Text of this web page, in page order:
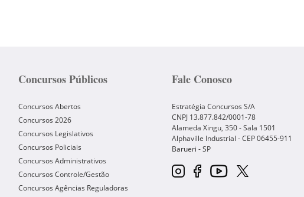
Concursos Públicos
Concursos Abertos
Concursos 2026
Concursos Legislativos
Concursos Policiais
Concursos Administrativos
Concursos Controle/Gestão
Concursos Agências Reguladoras
Fale Conosco
Estratégia Concursos S/A
CNPJ 13.877.842/0001-78
Alameda Xingu, 350 - Sala 1501
Alphaville Industrial - CEP06455-911
Barueri -SP